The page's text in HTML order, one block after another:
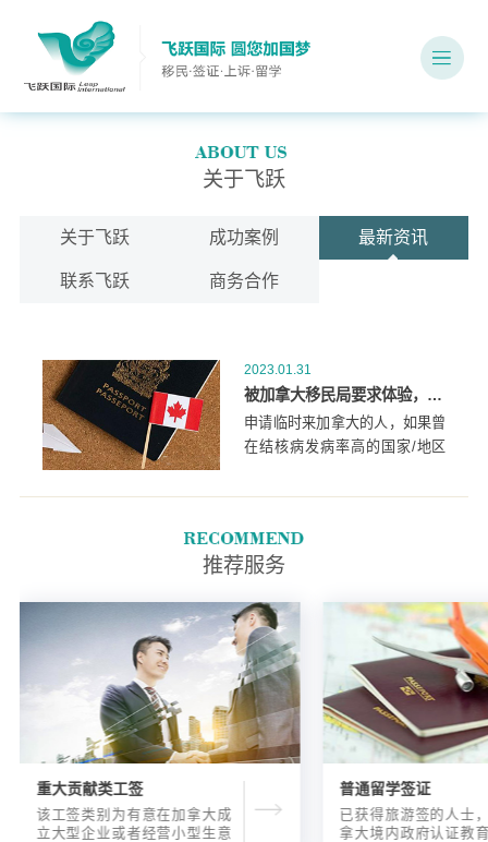
关于飞跃
关于飞跃 成功案例 最新资讯
联系飞跃 商务合作
2023.01.31
被加拿大移民局要求体验，影响我的签证吗？
申请临时来加拿大的人，如果曾
在结核病发病率高的国家/地区
IME。移民局使用世界卫生组织
推荐服务
重大贡献类工签
该工签类别为有意在加拿大成
立大型企业或者经营小型生意
普通留学签证
已获得旅游签的人士
拿大境内政府认证教